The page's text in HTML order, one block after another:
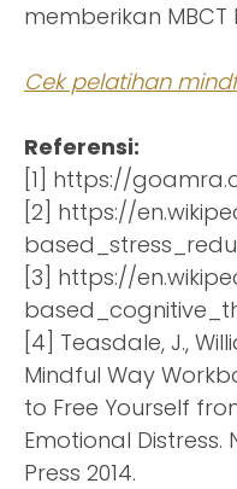
memberikan
Cek pelatihan
Referensi:
[1] https://
[2] https://
[3] https://
[4] Teasdale, J.,
Mindful Way
to Free Yourself
Emotional Distress.
Press 2014.